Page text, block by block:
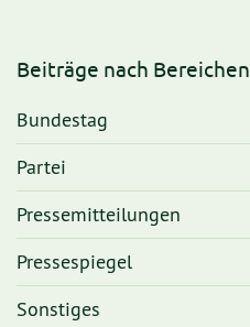
Beiträge nach Bereichen
Bundestag
Partei
Pressemitteilungen
Pressespiegel
Sonstiges